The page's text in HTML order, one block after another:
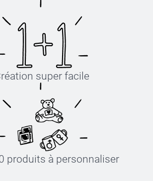
super facile
produits à personnaliser